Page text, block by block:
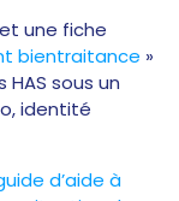
une fiche
bientraitance »
sous un
identité
d’aide à